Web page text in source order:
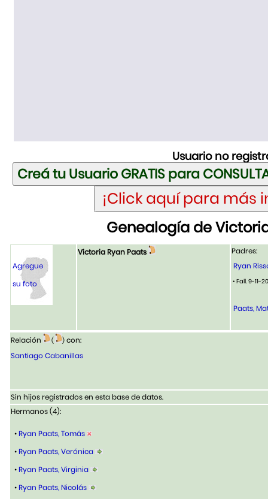
Usuario no
Genealogía de
Agregue
su foto
Victoria Ryan Paats
Padres:
Ryan
• Fall. 9-11-
Paats,
Relación ( ) con:
Santiago Cabanillas
Sin hijos registrados en esta base de datos.
Hermanos (4):
•Ryan Paats, Tomás
•Ryan Paats, Verónica
•Ryan Paats, Virginia
•Ryan Paats, Nicolás